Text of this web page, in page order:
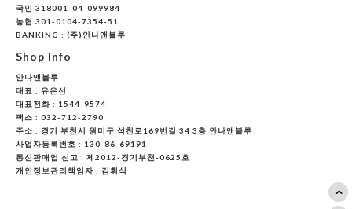
국민 318001-04-099984
농협 301-0104-7354-51
BANKING : (주)안나앤블루
Shop Info
안나앤블루
대표 : 유은선
대표전화 : 1544-9574
팩스 : 032-712-2790
주소 : 경기 부천시 원미구 석천로169번길 34 3층 안나앤블루
사업자등록번호 : 130-86-69191
통신판매업 신고 : 제2012-경기부천-0625호
개인정보관리책임자 : 김휘식